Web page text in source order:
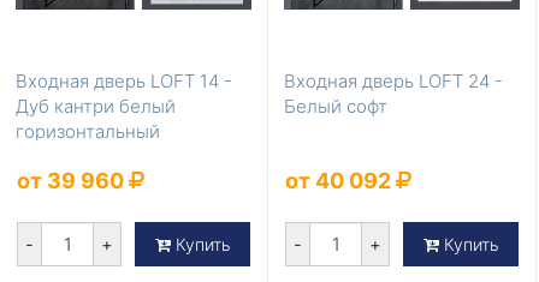
Входная дверь LOFT 14 -
Дуб кантри белый
горизонтальный
от 39 960
- + Купить
Входная дверь LOFT 24 -
Белый софт
от 40 092
- + Купить